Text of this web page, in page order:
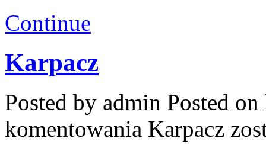
Continue
Karpacz
Posted by admin Posted
komentowania Karpacz